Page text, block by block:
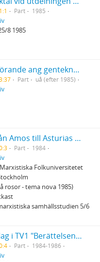
Part
1985
8 1985
Manuskript till anförande ang genteknologi
Part
uå (efter 1985)
Manuskript till "Från Amos till Asturias - några tankar om rättvisa, kärlek och död.
Part
1984
Folkuniversitetet
rosor - tema nova 1985)
samhällsstudien 5/6
Manuskript till inslag i TV1 "Berättelsen ur bakfickan" ... när dem sopade hela byn oppåt väggarna...
Part
1984-1986